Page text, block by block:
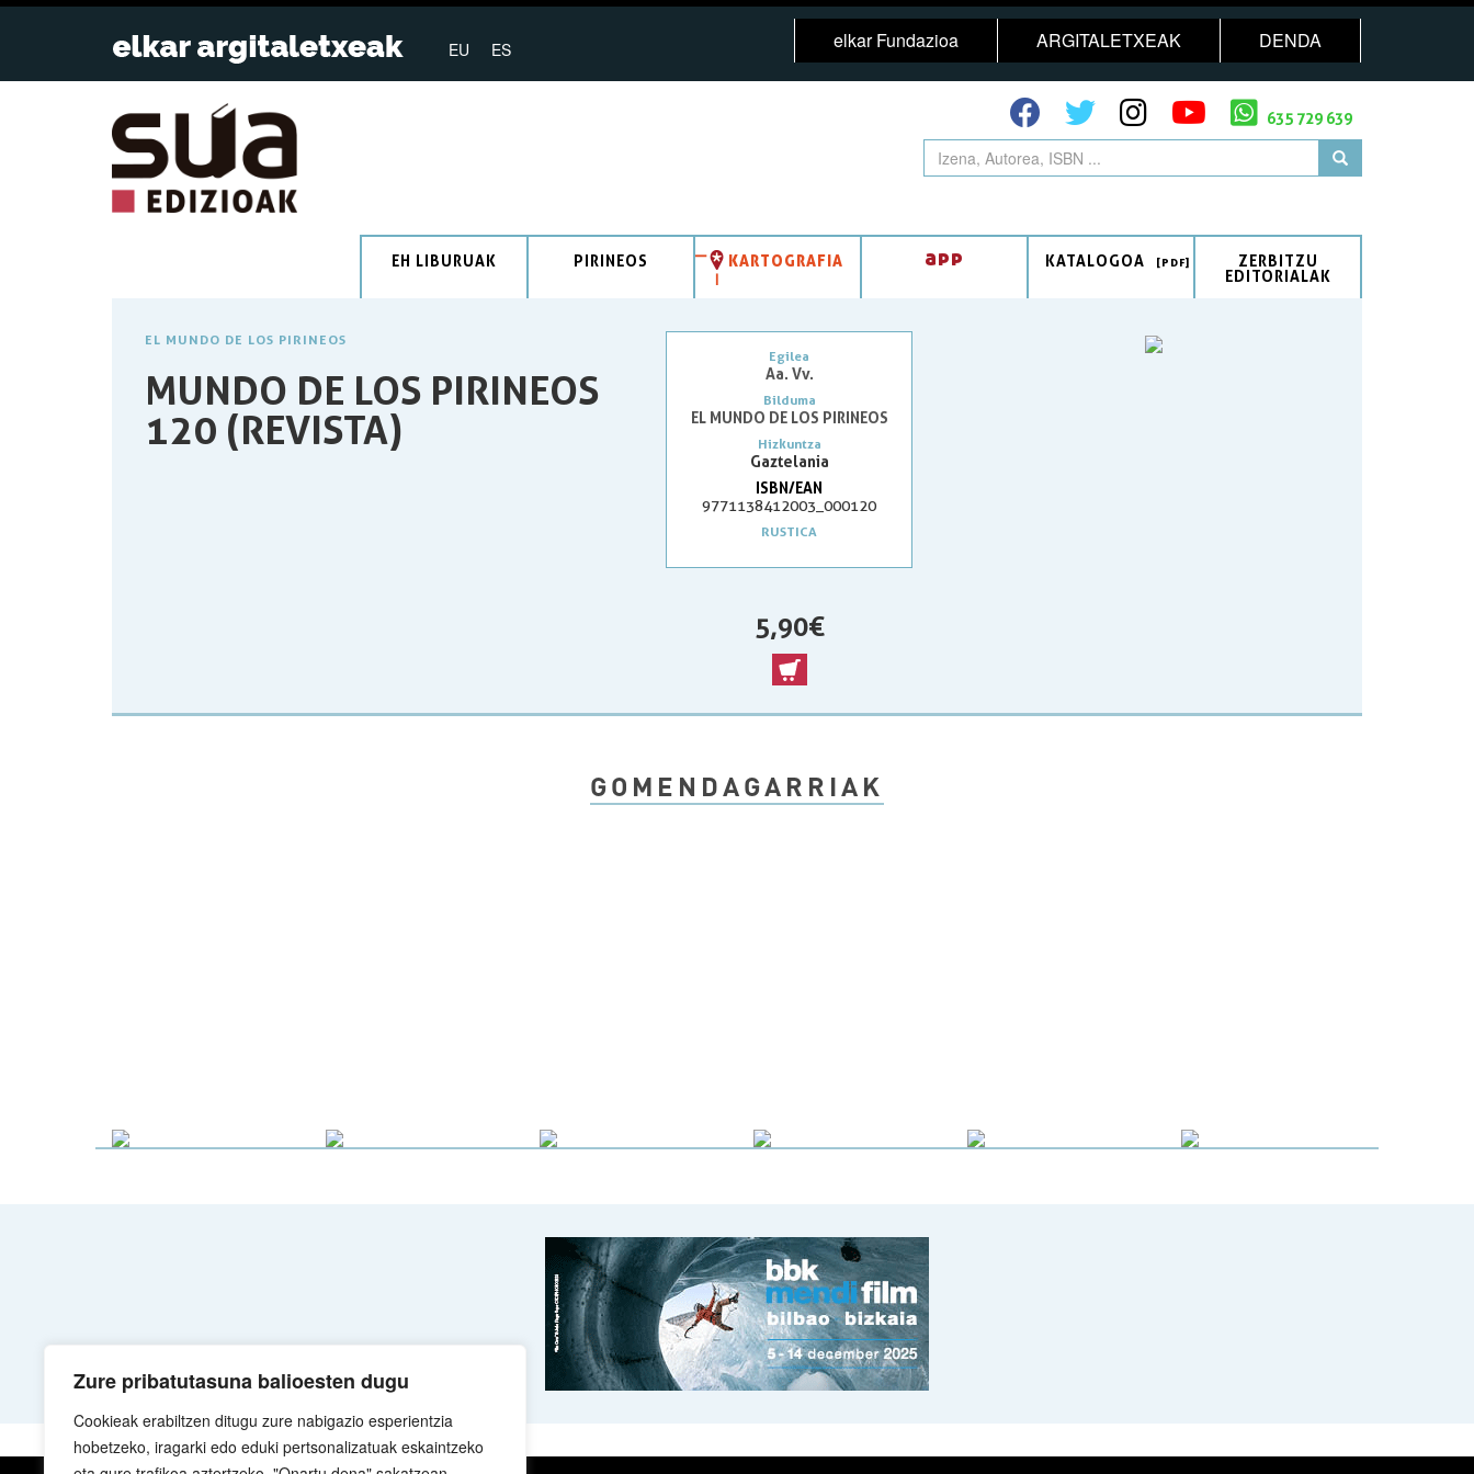
Zure pribatutasuna balioesten dugu
Cookieak erabiltzen ditugu zure nabigazio esperientzia
hobetzeko, iragarki edo eduki pertsonalizatuak eskaintzeko
EU ES elkar Fundazioa ARGITALETXEAK DENDA
635 729 639
EH LIBURUAK PIRINEOS KARTOGRAFIA app KATALOGOA
ZERBITZU
EDITORIALAK
EL MUNDO DE LOS PIRINEOS
MUNDO DE LOS PIRINEOS
120 (REVISTA)
Egilea
Aa. Vv.
Bilduma
EL MUNDO DE LOS PIRINEOS
Hizkuntza
Gaztelania
ISBN/EAN
9771138412003_000120
RUSTICA
5,90 €
GOMENDAGARRIAK